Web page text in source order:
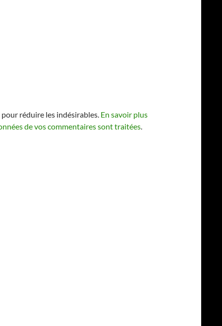
réduire les indésirables. En savoir plus
de vos commentaires sont traitées.